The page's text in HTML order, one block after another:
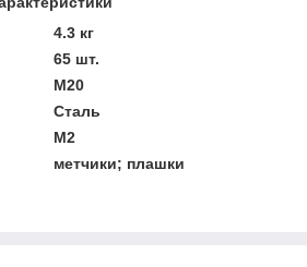
4.3 кг
65 шт.
M20
Сталь
M2
метчики; плашки